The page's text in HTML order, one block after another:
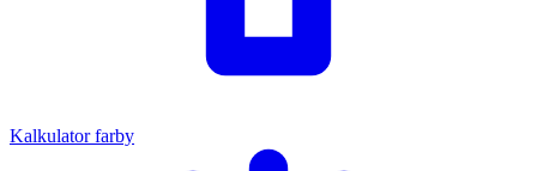
Kalkulator farby